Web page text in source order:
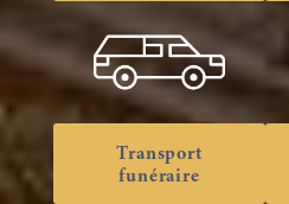
Transport
funéraire